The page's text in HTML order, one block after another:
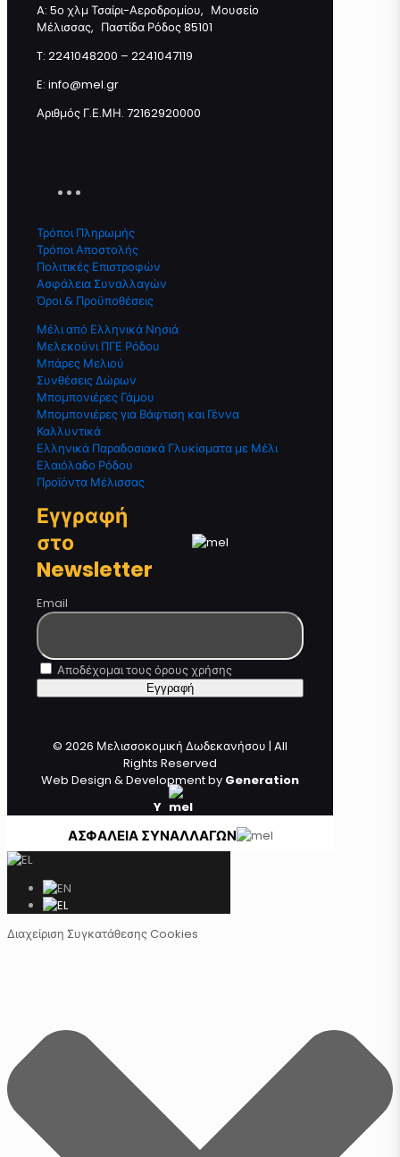
A: 5ο χλμ Τσαίρι-Αεροδρομίου, Μουσείο
Μέλισσας, Παστίδα Ρόδος 85101
T: 2241048200 – 2241047119
E: info@mel.gr
Αριθμός Γ.Ε.ΜΗ. 72162920000
Τρόποι Πληρωμής
Τρόποι Αποστολής
Πολιτικές Επιστροφών
Ασφάλεια Συναλλαγών
Όροι & Προϋποθέσεις
Μέλι από Ελληνικά Νησιά
Μελεκούνι ΠΓΕ Ρόδου
Μπάρες Μελιού
Συνθέσεις Δώρων
Μπομπονιέρες Γάμου
Μπομπονιέρες για Βάφτιση και Γέννα
Καλλυντικά
Ελληνικά Παραδοσιακά Γλυκίσματα με Μέλι
Ελαιόλαδο Ρόδου
Προϊόντα Μέλισσας
Εγγραφή
στο
Newsletter
Email
Αποδέχομαι τους όρους χρήσης
© 2026 Μελισσοκομική Δωδεκανήσου | All
Rights Reserved
Web Design & Development by Generation
Y
ΑΣΦΑΛΕΙΑ ΣΥΝΑΛΛΑΓΩΝ
Διαχείριση Συγκατάθεσης Cookies